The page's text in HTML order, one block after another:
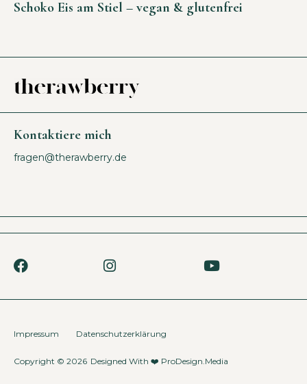
Schoko Eis am Stiel – vegan & glutenfrei
Kontaktiere mich
fragen@therawberry.de
Copyright © 2026 Designed With ❤️ ProDesign.Media
Impressum Datenschutzerklärung